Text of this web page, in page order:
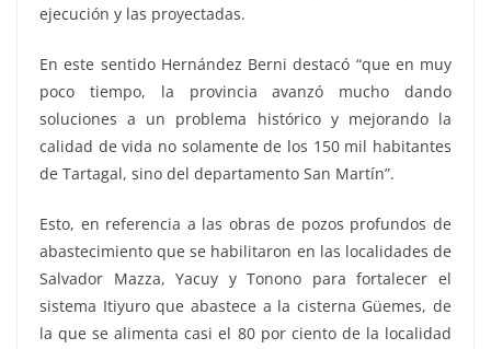
ejecución y las proyectadas.
En este sentido Hernández Berni destacó “que en muy
poco tiempo, la provincia avanzó mucho dando
soluciones a un problema histórico y mejorando la
calidad de vida no solamente de los 150 mil habitantes
de Tartagal, sino del departamento San Martín”.
Esto, en referencia a las obras de pozos profundos de
abastecimiento que se habilitaron en las localidades de
Salvador Mazza, Yacuy y Tonono para fortalecer el
sistema Itiyuro que abastece a la cisterna Güemes, de
la que se alimenta casi el 80 por ciento de la localidad